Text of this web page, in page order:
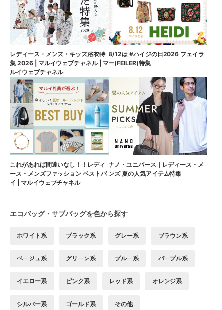
レディース・メンズ・キッズ浴衣特
集 2026 | マルイウェブチャネル | マ
ルイウェブチャネル
8/12は #ハイジの日2026 フェイラ
ー(FEILER)特集
これがあれば間違いなし！！レディ
ース・メンズファッション ベストバ
イ | マルイウェブチャネル
ナノ・ユニバース｜レディース・メ
ンズ 夏の人気アイテム特集
エコバッグ・サブバッグを色から探す
ホワイト系 ブラック系 グレー系 ブラウン系
ベージュ系 グリーン系 ブルー系 パープル系
イエロー系 ピンク系 レッド系 オレンジ系
シルバー系 ゴールド系 その他